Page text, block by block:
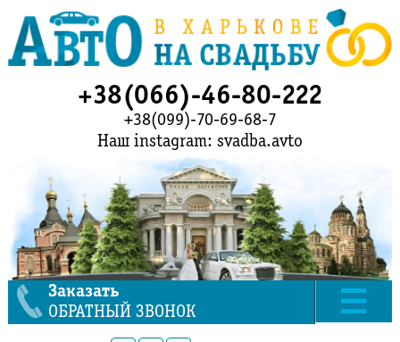
+38(066)-46-80-222
+38(099)-70-69-68-7
Наш instagram: svadba.avto
Заказать
ОБРАТНЫЙ ЗВОНОК